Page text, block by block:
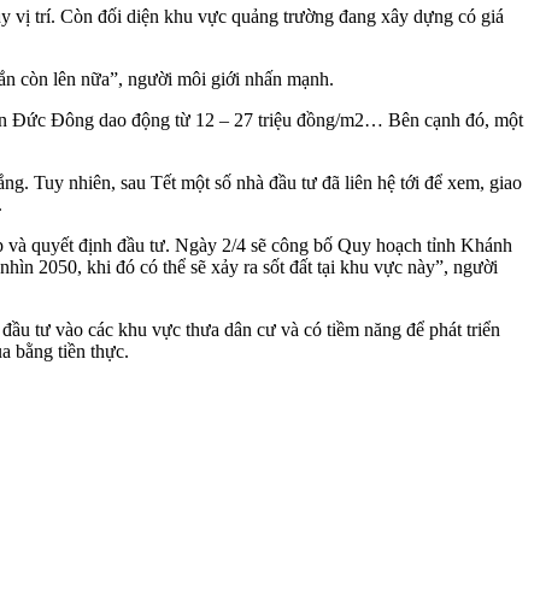
vị trí. Còn đối diện khu vực quảng trường đang xây dựng có giá
còn lên nữa”, người môi giới nhấn mạnh.
Đức Đông dao động từ 12 – 27 triệu đồng/m2… Bên cạnh đó, một
Tuy nhiên, sau Tết một số nhà đầu tư đã liên hệ tới để xem, giao
quyết định đầu tư. Ngày 2/4 sẽ công bố Quy hoạch tỉnh Khánh
2050, khi đó có thể sẽ xảy ra sốt đất tại khu vực này”, người
tư vào các khu vực thưa dân cư và có tiềm năng để phát triển
bằng tiền thực.